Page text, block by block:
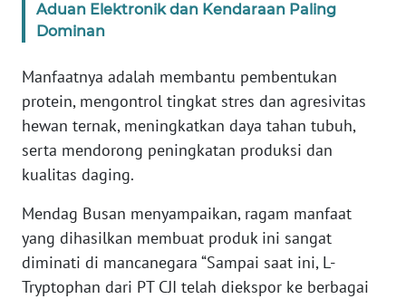
Aduan Elektronik dan Kendaraan Paling
Dominan
Manfaatnya adalah membantu pembentukan
protein, mengontrol tingkat stres dan agresivitas
hewan ternak, meningkatkan daya tahan tubuh,
serta mendorong peningkatan produksi dan
kualitas daging.
Mendag Busan menyampaikan, ragam manfaat
yang dihasilkan membuat produk ini sangat
diminati di mancanegara “Sampai saat ini, L-
Tryptophan dari PT CJI telah diekspor ke berbagai
WN
WN
PAPUA
WN
BARAT
WN